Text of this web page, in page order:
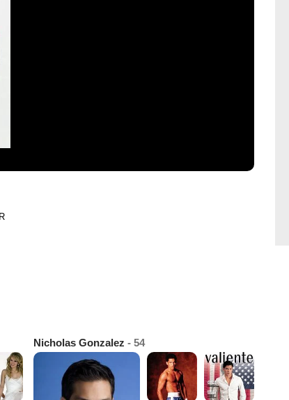
Nicholas Gonzalez - 54